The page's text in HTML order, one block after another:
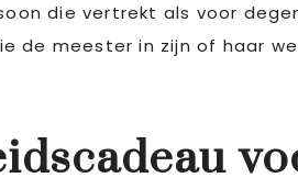
die vertrekt als voor
de meester in zijn of haar